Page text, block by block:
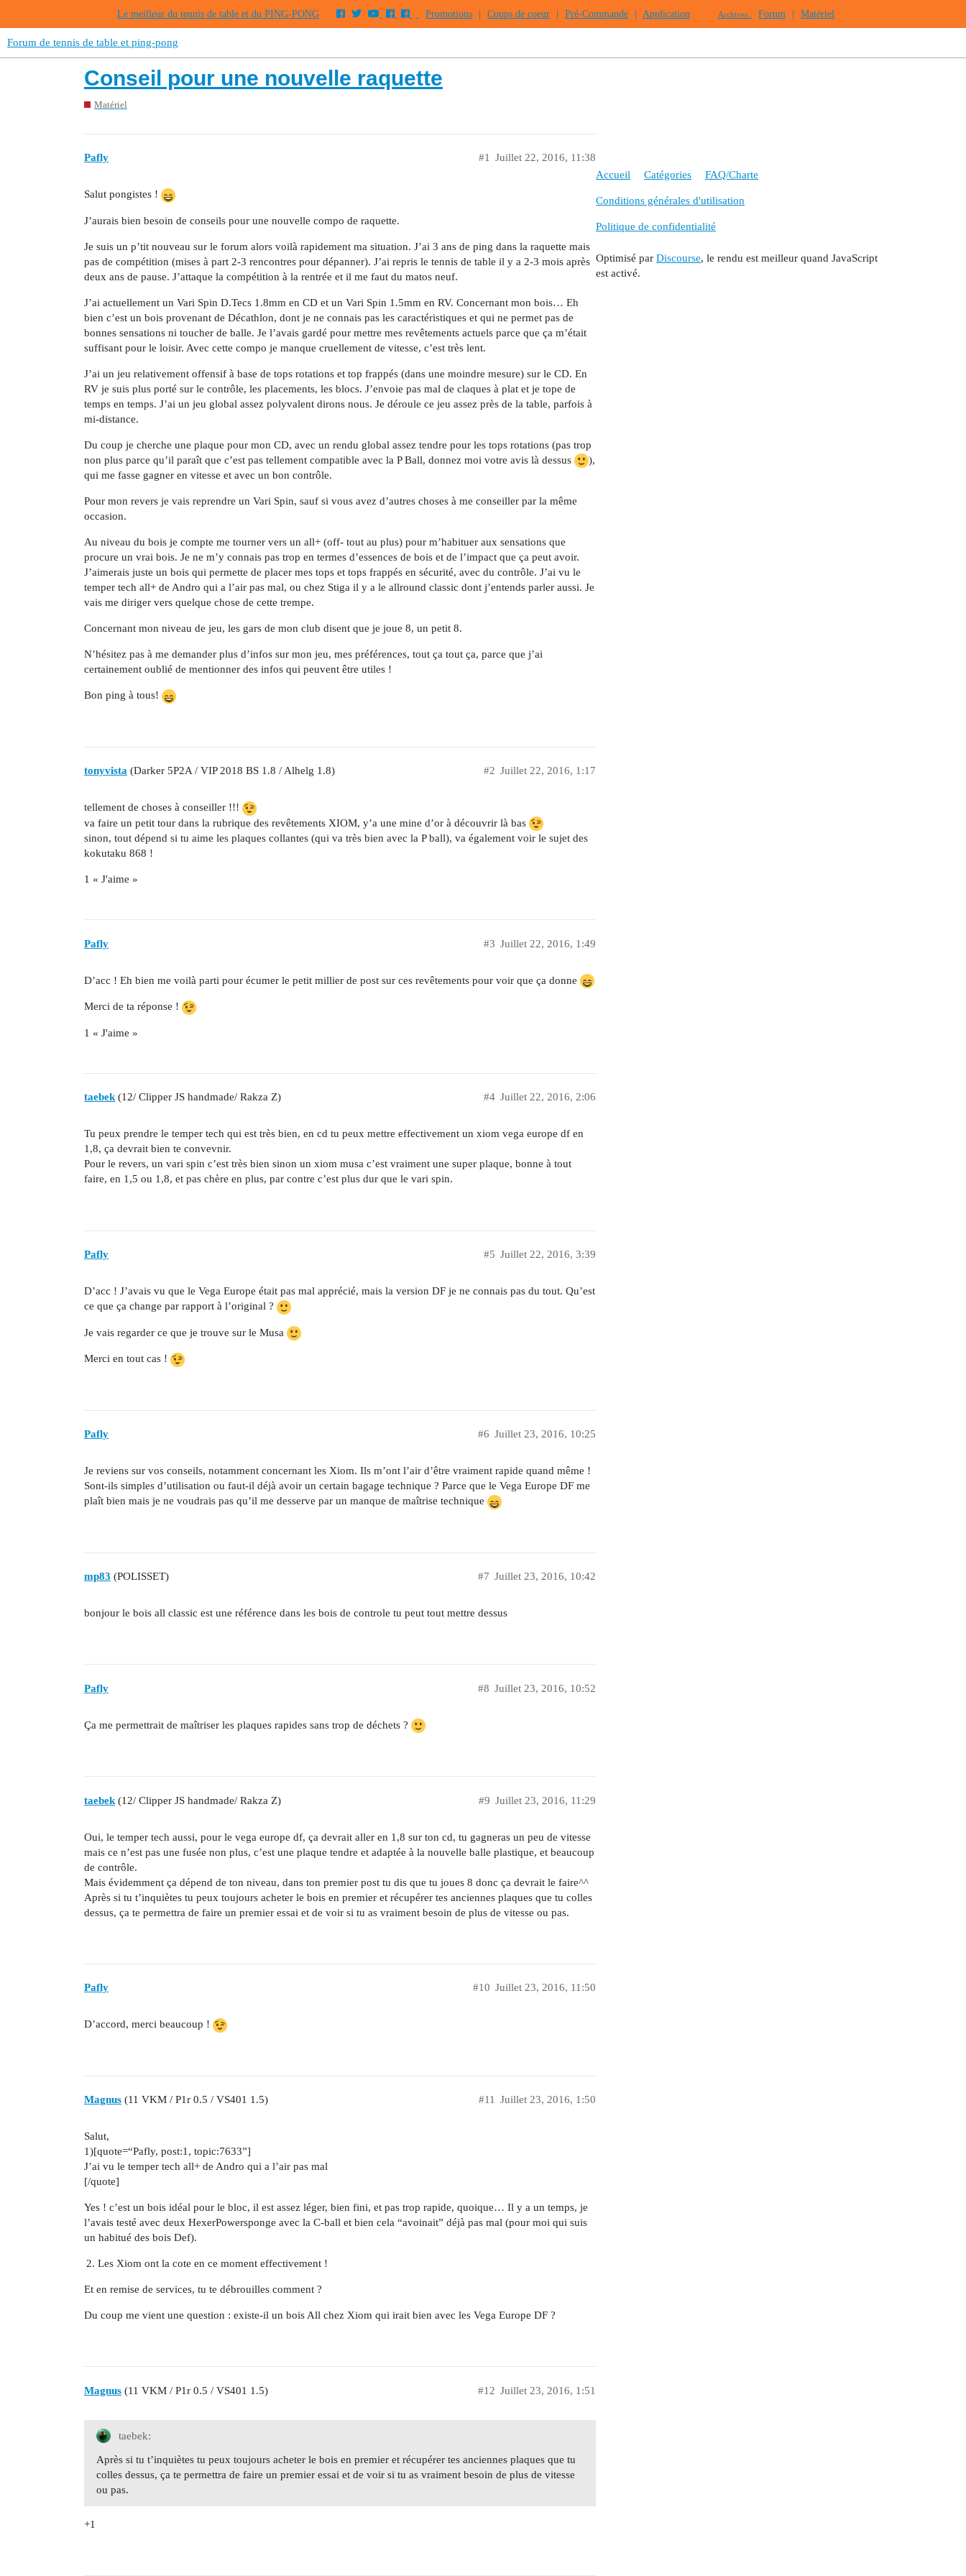
Le meilleur du tennis de table et du PING-PONG Promotions Coups de coeur Pré-Commande Application Archives : Forum Matériel
Forum de tennis de table et ping-pong
Conseil pour une nouvelle raquette
Matériel
Pafly Juillet 22, 2016, 11:38
#1
Salut pongistes !
J’aurais bien besoin de conseils pour une nouvelle compo de raquette.
Je suis un p’tit nouveau sur le forum alors voilà rapidement ma situation. J’ai 3 ans de ping dans la raquette mais
pas de compétition (mises à part 2-3 rencontres pour dépanner). J’ai repris le tennis de table il y a 2-3 mois après
deux ans de pause. J’attaque la compétition à la rentrée et il me faut du matos neuf.
J’ai actuellement un Vari Spin D.Tecs 1.8mm en CD et un Vari Spin 1.5mm en RV. Concernant mon bois… Eh
bien c’est un bois provenant de Décathlon, dont je ne connais pas les caractéristiques et qui ne permet pas de
bonnes sensations ni toucher de balle. Je l’avais gardé pour mettre mes revêtements actuels parce que ça m’était
suffisant pour le loisir. Avec cette compo je manque cruellement de vitesse, c’est très lent.
J’ai un jeu relativement offensif à base de tops rotations et top frappés (dans une moindre mesure) sur le CD. En
RV je suis plus porté sur le contrôle, les placements, les blocs. J’envoie pas mal de claques à plat et je tope de
temps en temps. J’ai un jeu global assez polyvalent dirons nous. Je déroule ce jeu assez près de la table, parfois à
mi-distance.
Du coup je cherche une plaque pour mon CD, avec un rendu global assez tendre pour les tops rotations (pas trop
non plus parce qu’il paraît que c’est pas tellement compatible avec la P Ball, donnez moi votre avis là dessus
),
qui me fasse gagner en vitesse et avec un bon contrôle.
Pour mon revers je vais reprendre un Vari Spin, sauf si vous avez d’autres choses à me conseiller par la même
occasion.
Au niveau du bois je compte me tourner vers un all+ (off- tout au plus) pour m’habituer aux sensations que
procure un vrai bois. Je ne m’y connais pas trop en termes d’essences de bois et de l’impact que ça peut avoir.
J’aimerais juste un bois qui permette de placer mes tops et tops frappés en sécurité, avec du contrôle. J’ai vu le
temper tech all+ de Andro qui a l’air pas mal, ou chez Stiga il y a le allround classic dont j’entends parler aussi. Je
vais me diriger vers quelque chose de cette trempe.
Concernant mon niveau de jeu, les gars de mon club disent que je joue 8, un petit 8.
N’hésitez pas à me demander plus d’infos sur mon jeu, mes préférences, tout ça tout ça, parce que j’ai
certainement oublié de mentionner des infos qui peuvent être utiles !
Bon ping à tous!
tonyvista (Darker 5P2A / VIP 2018 BS 1.8 / Alhelg 1.8) Juillet 22, 2016, 1:17
#2
tellement de choses à conseiller !!!
va faire un petit tour dans la rubrique des revêtements XIOM, y’a une mine d’or à découvrir là bas
sinon, tout dépend si tu aime les plaques collantes (qui va très bien avec la P ball), va également voir le sujet des
kokutaku 868 !
1 « J'aime »
Pafly Juillet 22, 2016, 1:49
#3
D’acc ! Eh bien me voilà parti pour écumer le petit millier de post sur ces revêtements pour voir que ça donne
Merci de ta réponse !
1 « J'aime »
taebek(12/ Clipper JS handmade/ Rakza Z) Juillet 22, 2016, 2:06
#4
Tu peux prendre le temper tech qui est très bien, en cd tu peux mettre effectivement un xiom vega europe df en
1,8, ça devrait bien te convevnir.
Pour le revers, un vari spin c’est très bien sinon un xiom musa c’est vraiment une super plaque, bonne à tout
faire, en 1,5 ou 1,8, et pas chère en plus, par contre c’est plus dur que le vari spin.
Pafly Juillet 22, 2016, 3:39
#5
D’acc ! J’avais vu que le Vega Europe était pas mal apprécié, mais la version DF je ne connais pas du tout. Qu’est
ce que ça change par rapport à l’original ?
Je vais regarder ce que je trouve sur le Musa
Merci en tout cas !
Pafly Juillet 23, 2016, 10:25
#6
Je reviens sur vos conseils, notamment concernant les Xiom. Ils m’ont l’air d’être vraiment rapide quand même !
Sont-ils simples d’utilisation ou faut-il déjà avoir un certain bagage technique ? Parce que le Vega Europe DF me
plaît bien mais je ne voudrais pas qu’il me desserve par un manque de maîtrise technique
mp83 (POLISSET) Juillet 23, 2016, 10:42
#7
bonjour le bois all classic est une référence dans les bois de controle tu peut tout mettre dessus
Pafly Juillet 23, 2016, 10:52
#8
Ça me permettrait de maîtriser les plaques rapides sans trop de déchets ?
taebek (12/ Clipper JS handmade/ Rakza Z) Juillet 23, 2016, 11:29
#9
Oui, le temper tech aussi, pour le vega europe df, ça devrait aller en 1,8 sur ton cd, tu gagneras un peu de vitesse
mais ce n’est pas une fusée non plus, c’est une plaque tendre et adaptée à la nouvelle balle plastique, et beaucoup
de contrôle.
Mais évidemment ça dépend de ton niveau, dans ton premier post tu dis que tu joues 8 donc ça devrait le faire^^
Après si tu t’inquiètes tu peux toujours acheter le bois en premier et récupérer tes anciennes plaques que tu colles
dessus, ça te permettra de faire un premier essai et de voir si tu as vraiment besoin de plus de vitesse ou pas.
Pafly Juillet 23, 2016, 11:50
#10
D’accord, merci beaucoup !
Magnus (11 VKM / P1r 0.5 / VS401 1.5) Juillet 23, 2016, 1:50
#11
Salut,
1)[quote=“Pafly, post:1, topic:7633”]
J’ai vu le temper tech all+ de Andro qui a l’air pas mal
[/quote]
Yes ! c’est un bois idéal pour le bloc, il est assez léger, bien fini, et pas trop rapide, quoique… Il y a un temps, je
l’avais testé avec deux HexerPowersponge avec la C-ball et bien cela “avoinait” déjà pas mal (pour moi qui suis
un habitué des bois Def).
Les Xiom ont la cote en ce moment effectivement !
Et en remise de services, tu te débrouilles comment ?
Du coup me vient une question : existe-il un bois All chez Xiom qui irait bien avec les Vega Europe DF ?
Magnus (11 VKM / P1r 0.5 / VS401 1.5) Juillet 23, 2016, 1:51
#12
taebek:
Après si tu t’inquiètes tu peux toujours acheter le bois en premier et récupérer tes anciennes plaques que tu
colles dessus, ça te permettra de faire un premier essai et de voir si tu as vraiment besoin de plus de vitesse
ou pas.
+1
Accueil Catégories FAQ/Charte
Conditions générales d'utilisation
Politique de confidentialité
Optimisé par Discourse, le rendu est meilleur quand JavaScript
est activé.